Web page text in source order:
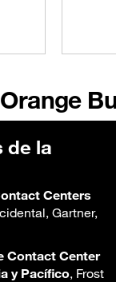
de la
Centers
Gartner,
Contact Center
y Pacífico, Frost